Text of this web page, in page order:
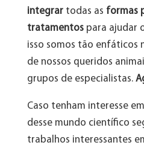
integrartodas as formas
tratamentos para ajudar
isso somos tão enfáticos
de nossos queridos
grupos de especialistas.
Caso tenham interesse
desse mundo científico
trabalhos interessantes